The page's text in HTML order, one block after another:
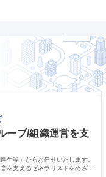
ープ/組織運営を支
生等）からお任せいたします。
を支えるゼネラリストをめざせ